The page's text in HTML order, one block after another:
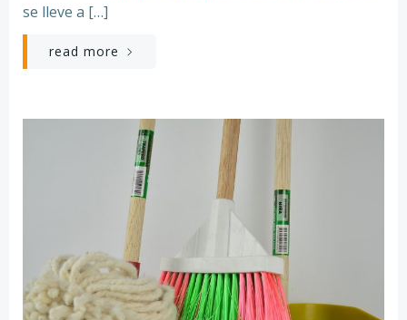
se lleve a […]
read more